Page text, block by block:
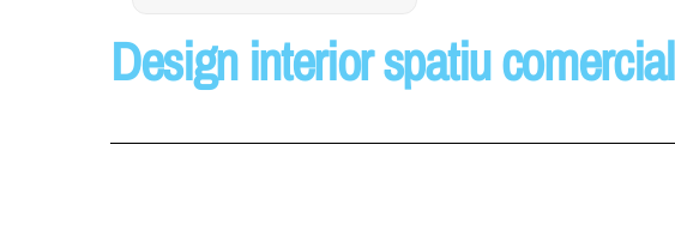
Design interior spatiu comercial